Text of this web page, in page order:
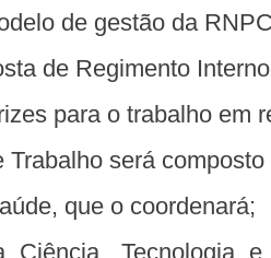
de gestão da
de Regimento
para o trabalho em
Trabalho será
que o coordenará;